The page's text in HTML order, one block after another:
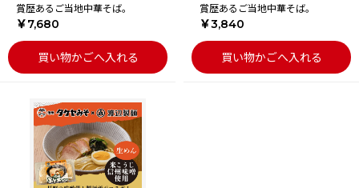
賞歴あるご当地中華そば。
￥7,680
買い物かごへ入れる
賞歴あるご当地中華そば。
￥3,840
買い物かごへ入れる